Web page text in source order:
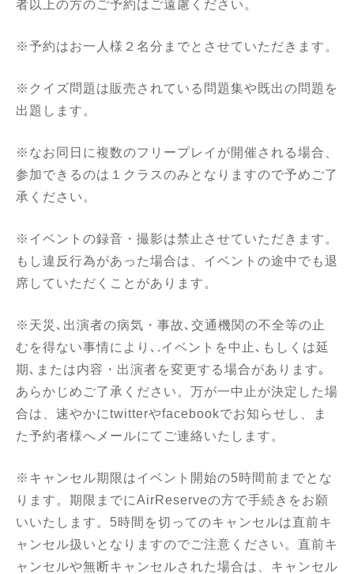
者以上の方のご予約はご遠慮ください。
※予約はお一人様２名分までとさせていただきます。
※クイズ問題は販売されている問題集や既出の問題を
出題します。
※なお同日に複数のフリープレイが開催される場合、
参加できるのは１クラスのみとなりますので予めご了
承ください。
※イベントの録音・撮影は禁止させていただきます。
もし違反行為があった場合は、イベントの途中でも退
席していただくことがあります。
※天災､出演者の病気・事故､交通機関の不全等の止
むを得ない事情により､.イベントを中止､もしくは延
期､または内容・出演者を変更する場合があります｡
あらかじめご了承ください。万が一中止が決定した場
合は、速やかにtwitterやfacebookでお知らせし、ま
た予約者様へメールにてご連絡いたします。
※キャンセル期限はイベント開始の5時間前までとな
ります。期限までにAirReserveの方で手続きをお願
いいたします。5時間を切ってのキャンセルは直前キ
ャンセル扱いとなりますのでご注意ください。直前キ
ャンセルや無断キャンセルされた場合は、キャンセル